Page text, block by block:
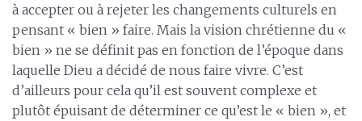
à accepter ou à rejeter les changements culturels en
pensant « bien » faire. Mais la vision chrétienne du «
bien » ne se définit pas en fonction de l’époque dans
laquelle Dieu a décidé de nous faire vivre. C’est
d’ailleurs pour cela qu’il est souvent complexe et
plutôt épuisant de déterminer ce qu’est le « bien », et